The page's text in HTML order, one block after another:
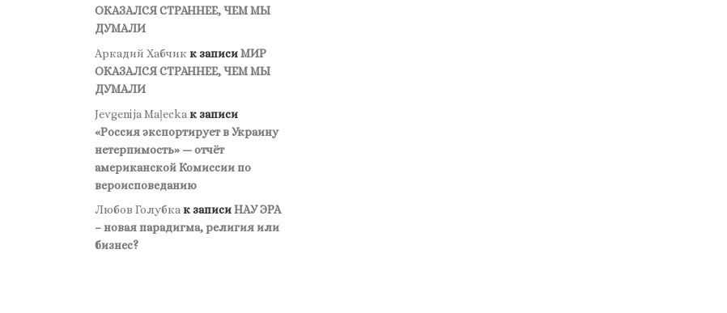
ОКАЗАЛСЯ СТРАННЕЕ, ЧЕМ МЫ
ДУМАЛИ
Аркадий Хабчик к записиМИР
ОКАЗАЛСЯ СТРАННЕЕ, ЧЕМ МЫ
ДУМАЛИ
Jevgenija Maļecka к записи
«Россия экспортирует в Украину
нетерпимость» — отчёт
американской Комиссии по
вероисповеданию
Любов Голубкак записиНАУ ЭРА
– новая парадигма, религия или
бизнес?